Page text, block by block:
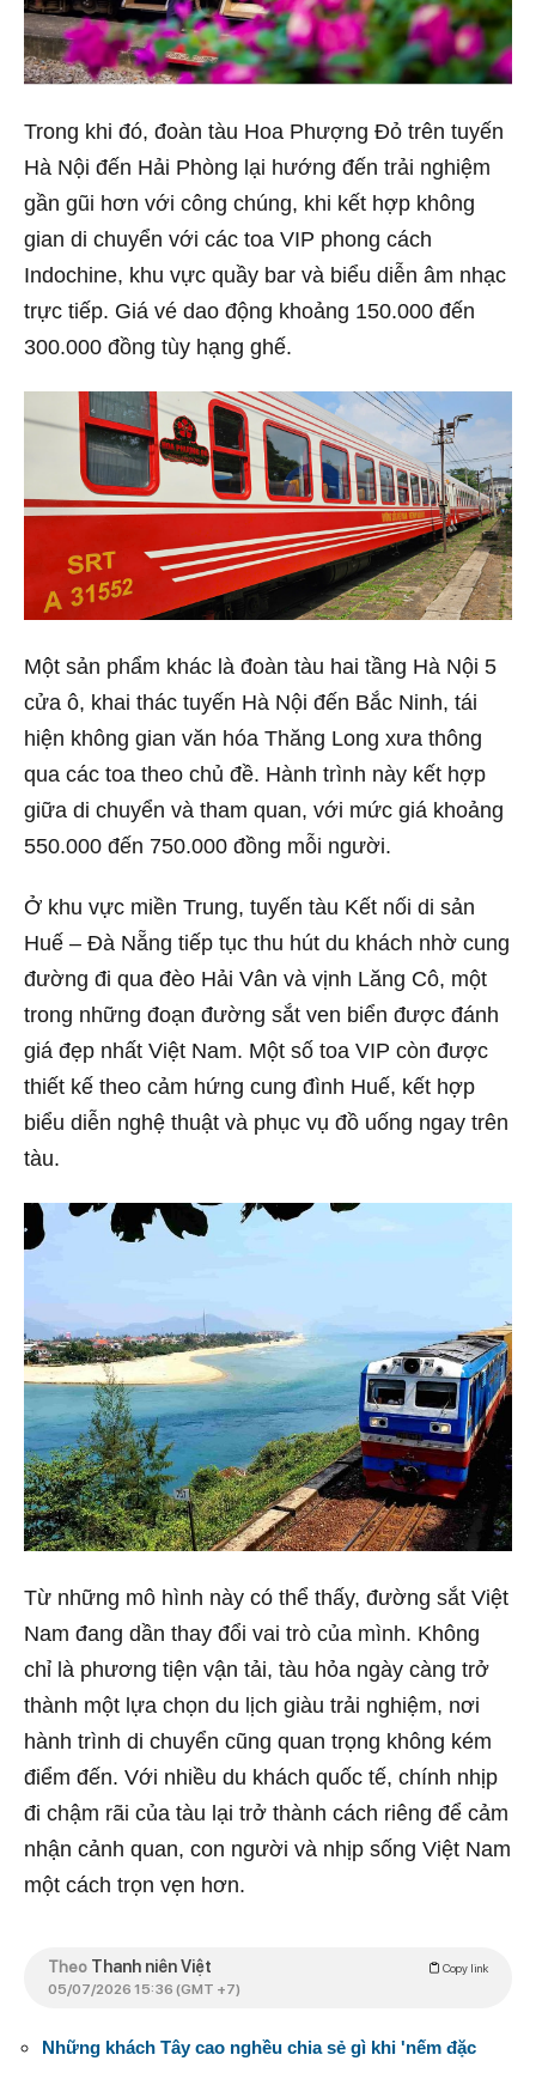
Trong khi đó, đoàn tàu Hoa Phượng Đỏ trên tuyến
Hà Nội đến Hải Phòng lại hướng đến trải nghiệm
gần gũi hơn với công chúng, khi kết hợp không
gian di chuyển với các toa VIP phong cách
Indochine, khu vực quầy bar và biểu diễn âm nhạc
trực tiếp. Giá vé dao động khoảng 150.000 đến
300.000 đồng tùy hạng ghế.
Một sản phẩm khác là đoàn tàu hai tầng Hà Nội 5
cửa ô, khai thác tuyến Hà Nội đến Bắc Ninh, tái
hiện không gian văn hóa Thăng Long xưa thông
qua các toa theo chủ đề. Hành trình này kết hợp
giữa di chuyển và tham quan, với mức giá khoảng
550.000 đến 750.000 đồng mỗi người.
Ở khu vực miền Trung, tuyến tàu Kết nối di sản
Huế – Đà Nẵng tiếp tục thu hút du khách nhờ cung
đường đi qua đèo Hải Vân và vịnh Lăng Cô, một
trong những đoạn đường sắt ven biển được đánh
giá đẹp nhất Việt Nam. Một số toa VIP còn được
thiết kế theo cảm hứng cung đình Huế, kết hợp
biểu diễn nghệ thuật và phục vụ đồ uống ngay trên
tàu.
Từ những mô hình này có thể thấy, đường sắt Việt
Nam đang dần thay đổi vai trò của mình. Không
chỉ là phương tiện vận tải, tàu hỏa ngày càng trở
thành một lựa chọn du lịch giàu trải nghiệm, nơi
hành trình di chuyển cũng quan trọng không kém
điểm đến. Với nhiều du khách quốc tế, chính nhịp
đi chậm rãi của tàu lại trở thành cách riêng để cảm
nhận cảnh quan, con người và nhịp sống Việt Nam
một cách trọn vẹn hơn.
Theo Thanh niên Việt Copy link
05/07/2026 15:36 (GMT +7)
Những khách Tây cao nghều chia sẻ gì khi 'nếm đặc